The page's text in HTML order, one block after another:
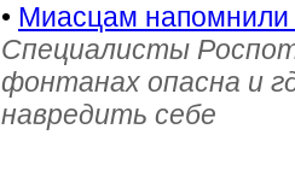
• Миасцам напомнили
Специалисты
фонтанах опасна и
навредить себе